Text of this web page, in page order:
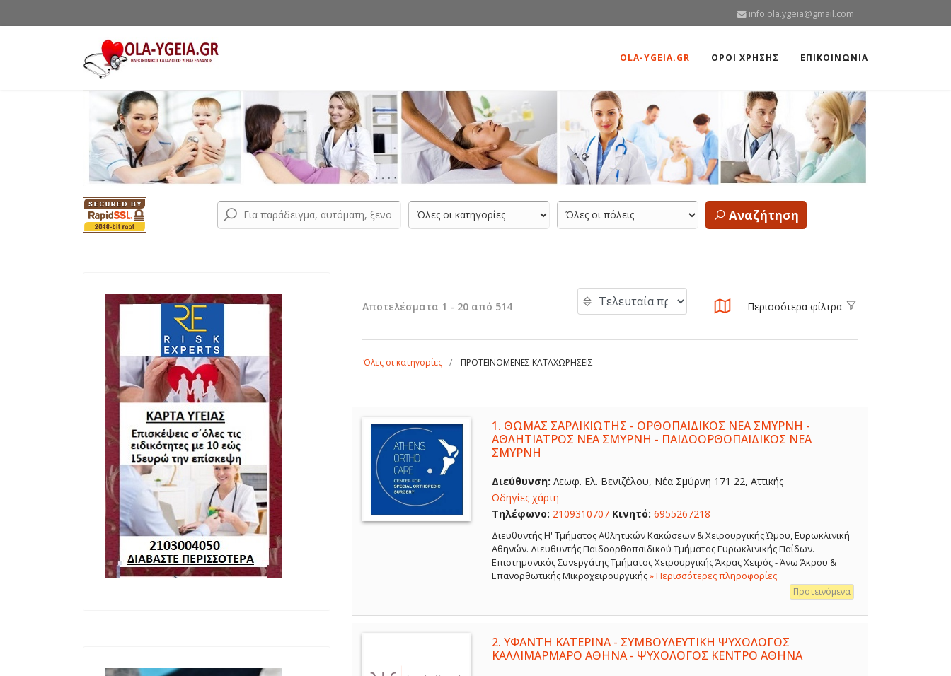
info.ola.ygeia@gmail.com
OLA-YGEIA.GR ΟΡΟΙ ΧΡΗΣΗΣ ΕΠΙΚΟΙΝΩΝΙΑ
Αναζήτηση
Αποτελέσματα 1 - 20 από 514 Περισσότερα φίλτρα
Όλες οι κατηγορίες ΠΡΟΤΕΙΝΟΜΕΝΕΣ ΚΑΤΑΧΩΡΗΣΕΙΣ
1. ΘΩΜΑΣ ΣΑΡΛΙΚΙΩΤΗΣ - ΟΡΘΟΠΑΙΔΙΚΟΣ ΝΕΑ ΣΜΥΡΝΗ -
ΑΘΛΗΤΙΑΤΡΟΣ ΝΕΑ ΣΜΥΡΝΗ - ΠΑΙΔΟΟΡΘΟΠΑΙΔΙΚΟΣ ΝΕΑ
ΣΜΥΡΝΗ
Διεύθυνση: Λεωφ. Ελ. Βενιζέλου, Νέα Σμύρνη 171 22, Αττικής
Οδηγίες χάρτη
Τηλέφωνο: 2109310707 Κινητό: 6955267218
Διευθυντής Η' Τμήματος Αθλητικών Κακώσεων & Χειρουργικής Ώμου, Ευρωκλινική
Αθηνών. Διευθυντής Παιδοορθοπαιδικού Τμήματος Ευρωκλινικής Παίδων.
Επιστημονικός Συνεργάτης Τμήματος Χειρουργικής Άκρας Χειρός - Άνω Άκρου &
Επανορθωτικής Μικροχειρουργικής» Περισσότερες πληροφορίες
Προτεινόμενα
2. ΥΦΑΝΤΗ ΚΑΤΕΡΙΝΑ - ΣΥΜΒΟΥΛΕΥΤΙΚΗ ΨΥΧΟΛΟΓΟΣ
ΚΑΛΛΙΜΑΡΜΑΡΟ ΑΘΗΝΑ - ΨΥΧΟΛΟΓΟΣ ΚΕΝΤΡΟ ΑΘΗΝΑ